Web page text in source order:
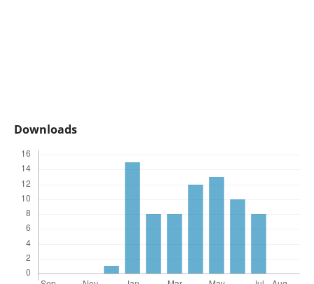
Downloads